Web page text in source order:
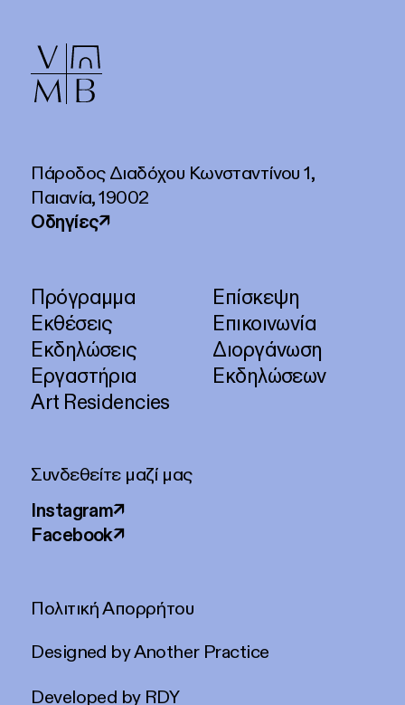
Πρόγραμμα
Εκθέσεις
Εκδηλώσεις
Εργαστήρια
Art Residencies
Επίσκεψη
Επικοινωνία
Διοργάνωση
Εκδηλώσεων
Πάροδος Διαδόχου Κωνσταντίνου 1,
Παιανία, 19002
Οδηγίες↗
Συνδεθείτε μαζί μας
Instagram↗
Facebook↗
Πολιτική Απορρήτου
Designed byAnother Practice
Developed byRDY